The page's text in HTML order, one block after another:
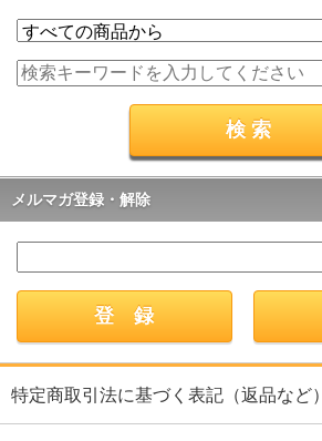
メルマガ登録・解除
特定商取引法に基づく表記（返品など）